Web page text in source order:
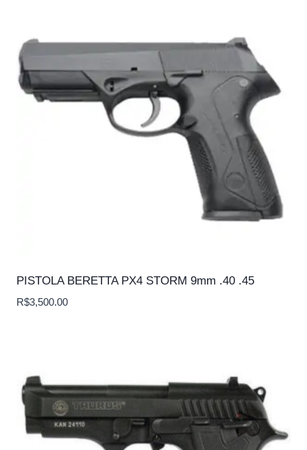
PISTOLA BERETTA PX4 STORM 9mm .40 .45
R$3,500.00